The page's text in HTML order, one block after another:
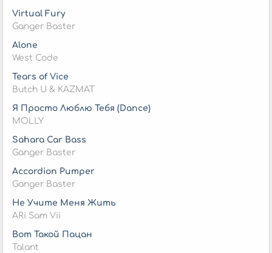
Virtual Fury
Ganger Baster
Alone
West Code
Tears of Vice
Butch U & KAZMAT
Я Просто Люблю Тебя (Dance)
MOLLY
Sahara Car Bass
Ganger Baster
Accordion Pumper
Ganger Baster
Не Учите Меня Жить
ARi Sam Vii
Вот Такой Пацан
Talant